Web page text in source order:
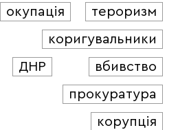
окупація
тероризм
коригувальники
ДНР
вбивство
прокуратура
корупція